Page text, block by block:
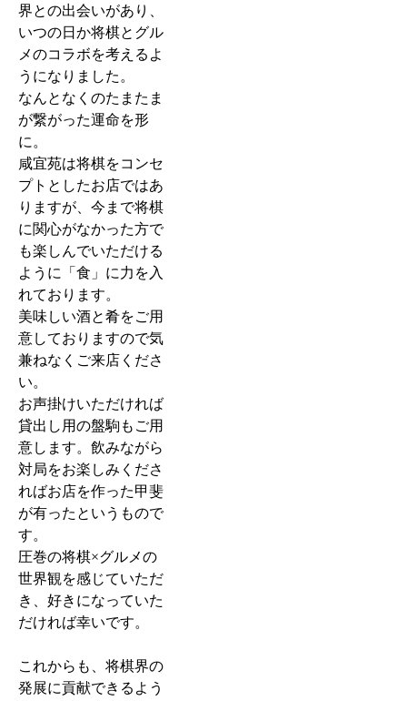
界との出会いがあり、
いつの日か将棋とグル
メのコラボを考えるよ
うになりました。
なんとなくのたまたま
が繋がった運命を形
に。
咸宜苑は将棋をコンセ
プトとしたお店ではあ
りますが、今まで将棋
に関心がなかった方で
も楽しんでいただける
ように「食」に力を入
れております。
美味しい酒と肴をご用
意しておりますので気
兼ねなくご来店くださ
い。
お声掛けいただければ
貸出し用の盤駒もご用
意します。飲みながら
対局をお楽しみくださ
ればお店を作った甲斐
が有ったというもので
す。
圧巻の将棋×グルメの
世界観を感じていただ
き、好きになっていた
だければ幸いです。
これからも、将棋界の
発展に貢献できるよう